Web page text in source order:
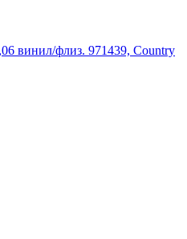
винил/флиз. 971439, Country